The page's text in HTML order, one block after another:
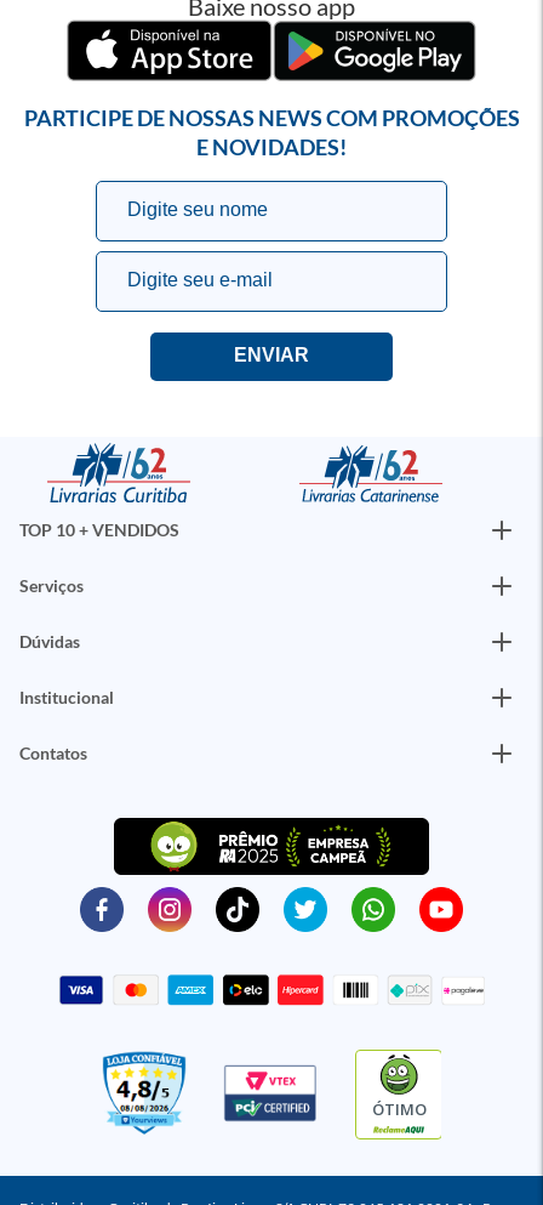
Baixe nosso app
PARTICIPE DE NOSSAS NEWS COM PROMOÇÕES
E NOVIDADES!
TOP 10 + VENDIDOS
Serviços
Dúvidas
Institucional
Contatos
ÓTIMO